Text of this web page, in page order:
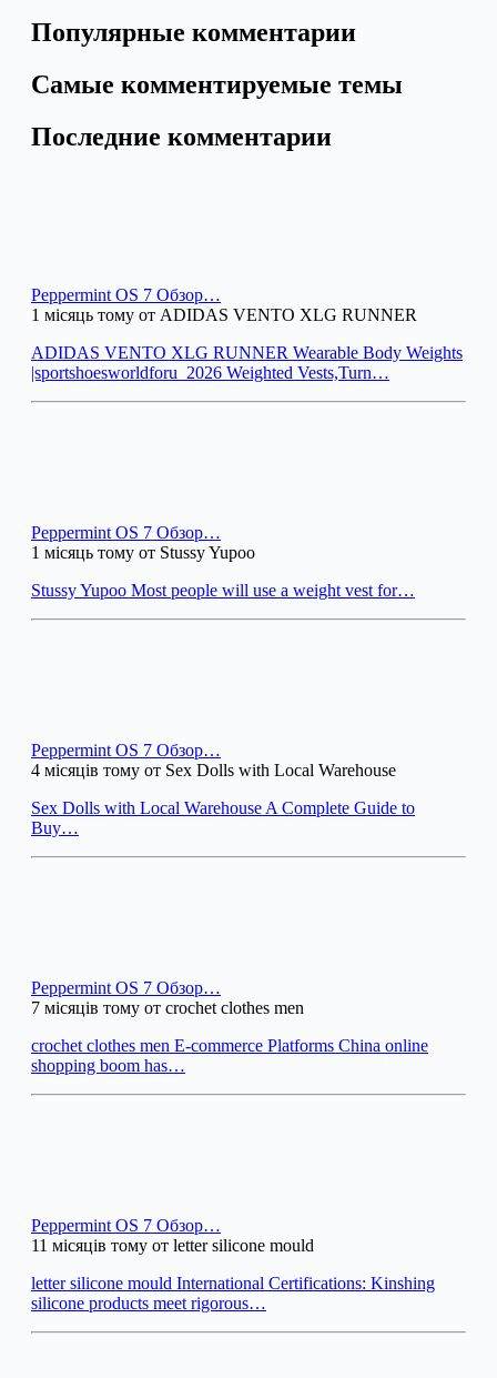
Популярные комментарии
Самые комментируемые темы
Последние комментарии
Peppermint OS 7 Обзор…
1 місяць тому от ADIDAS VENTO XLG RUNNER
ADIDAS VENTO XLG RUNNER Wearable Body Weights
|sportshoesworldforu_2026 Weighted Vests,Turn…
Peppermint OS 7 Обзор…
1 місяць тому от Stussy Yupoo
Stussy Yupoo Most people will use a weight vest for…
Peppermint OS 7 Обзор…
4 місяців тому от Sex Dolls with Local Warehouse
Sex Dolls with Local Warehouse A Complete Guide to
Buy…
Peppermint OS 7 Обзор…
7 місяців тому от crochet clothes men
crochet clothes men E-commerce Platforms China online
shopping boom has…
Peppermint OS 7 Обзор…
11 місяців тому от letter silicone mould
letter silicone mould International Certifications: Kinshing
silicone products meet rigorous…